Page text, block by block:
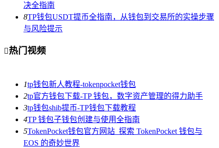
决全指南
8TP钱包USDT提币全指南，从钱包到交易所的实操步骤
与风险提示
热门视频
1tp钱包新人教程-tokenpocket钱包
2tp官方钱包下载-TP 钱包，数字资产管理的得力助手
3tp钱包shib提币-TP钱包下载教程
4TP 钱包子钱包创建与使用全指南
5TokenPocket钱包官方网站_探索 TokenPocket 钱包与
EOS 的奇妙世界